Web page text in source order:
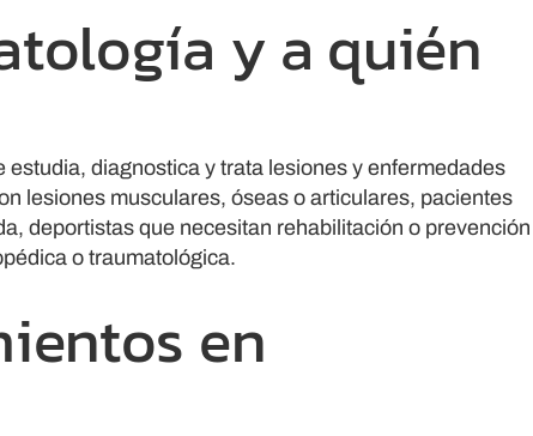
y a quién
diagnostica y trata lesiones y enfermedades
lesiones musculares, óseas o articulares, pacientes
deportistas que necesitan rehabilitación o prevención
o traumatológica.
en